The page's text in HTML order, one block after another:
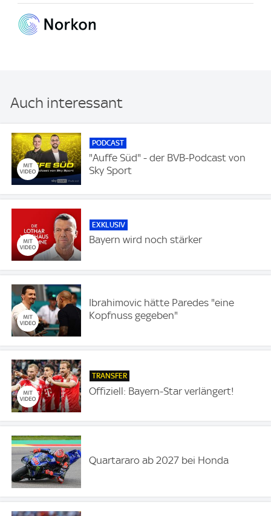
Auch interessant
PODCAST
"Auffe Süd" - der BVB-Podcast von
Sky Sport
EXKLUSIV
Bayern wird noch stärker
Ibrahimovic hätte Paredes "eine
Kopfnuss gegeben"
TRANSFER
Offiziell: Bayern-Star verlängert!
Quartararo ab 2027 bei Honda